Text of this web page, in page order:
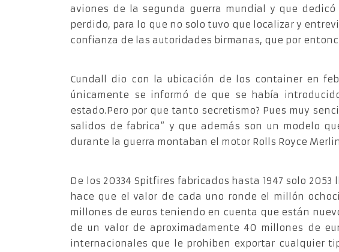
aviones de la segunda guerra mundial y que
perdido, para lo que no solo tuvo que localizar y
confianza de las autoridades birmanas, que por
Cundall dio con la ubicación de los container en
únicamente se informó de que se había
estado.Pero por que tanto secretismo? Pues muy
salidos de fabrica” y que además son un modelo
durante la guerra montaban el motor Rolls Royce
De los 20334 Spitfires fabricados hasta 1947 solo
hace que el valor de cada uno ronde el millón
millones de euros teniendo en cuenta que están
de un valor de aproximadamente 40 millones de
internacionales que le prohiben exportar cualquier